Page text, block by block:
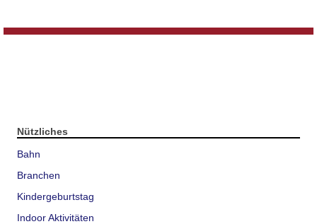
Nützliches
Bahn
Branchen
Kindergeburtstag
Indoor Aktivitäten